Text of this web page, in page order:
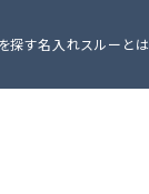
探す名入れスルーとは